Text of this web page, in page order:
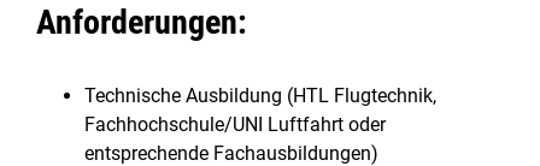
Anforderungen:
Technische Ausbildung (HTL Flugtechnik,
Fachhochschule/UNI Luftfahrt oder
entsprechende Fachausbildungen)